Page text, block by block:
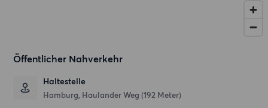
Öffentlicher Nahverkehr
Haltestelle
Hamburg, Haulander Weg (192 Meter)